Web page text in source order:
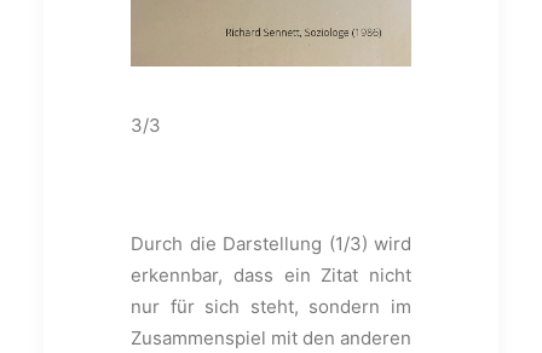
3/3
Durch die Darstellung (1/3) wird
erkennbar, dass ein Zitat nicht
nur für sich steht, sondern im
Zusammenspiel mit den anderen